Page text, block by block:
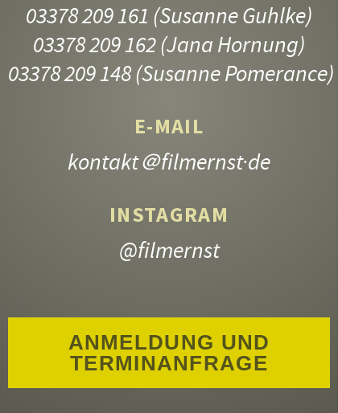
03378 209 161 (Susanne Guhlke)
03378 209 162(Jana Hornung)
03378 209 148(Susanne Pomerance)
E-MAIL
kontakt＠filmernst·de
INSTAGRAM
@filmernst
ANMELDUNG UND
TERMINANFRAGE